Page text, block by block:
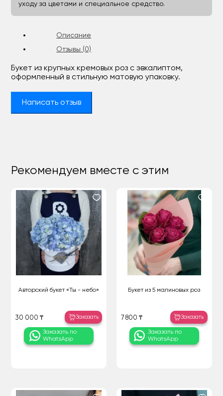
уходу за цветами и специальное средство.
Описание
Отзывы (0)
Букет из крупных кремовых роз с эвкалиптом,
оформленный в стильную матовую упаковку.
Написать отзыв
Рекомендуем вместе с этим
Авторский букет «Ты - небо»
30 000 ₸ Заказать
Заказать по
WhatsApp
Букет из 5 малиновых роз
7 800 ₸ Заказать
Заказать по
WhatsApp